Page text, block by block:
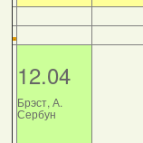
12.04
Брэст, А.
Сербун